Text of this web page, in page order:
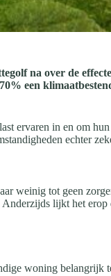
na over de
een
ervaren in en om
echter
weinig tot geen
lijkt het
woning